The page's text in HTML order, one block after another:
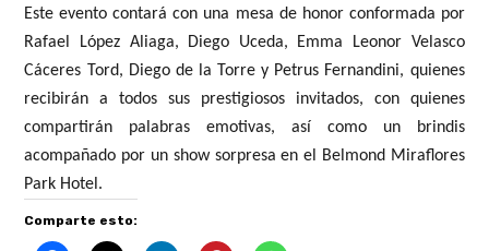
Este evento contará con una mesa de honor conformada por
Rafael López Aliaga, Diego Uceda, Emma Leonor Velasco
Cáceres Tord, Diego de la Torre y Petrus Fernandini, quienes
recibirán a todos sus prestigiosos invitados, con quienes
compartirán palabras emotivas, así como un brindis
acompañado por un show sorpresa en el Belmond Miraflores
Park Hotel.
Comparte esto: